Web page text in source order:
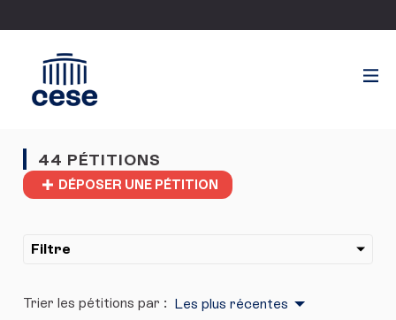
44 PÉTITIONS
DÉPOSER UNE PÉTITION
Filtre
Trier les pétitions par : Les plus récentes